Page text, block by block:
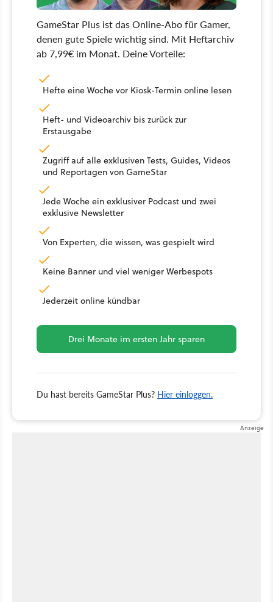
GameStar Plus ist das Online-Abo für Gamer,
denen gute Spiele wichtig sind. Mit Heftarchiv
ab 7,99€ im Monat. Deine Vorteile:
Hefte eine Woche vor Kiosk-Termin online lesen
Heft- und Videoarchiv bis zurück zur
Erstausgabe
Zugriff auf alle exklusiven Tests, Guides, Videos
und Reportagen von GameStar
Jede Woche ein exklusiver Podcast und zwei
exklusive Newsletter
Von Experten, die wissen, was gespielt wird
Keine Banner und viel weniger Werbespots
Jederzeit online kündbar
Drei Monate im ersten Jahr sparen
Du hast bereits GameStar Plus? Hier einloggen.